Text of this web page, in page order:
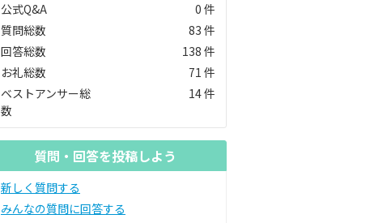
公式Q&A
0 件
質問総数
83 件
回答総数
138 件
お礼総数
71 件
ベストアンサー総
数
14 件
質問・回答を投稿しよう
新しく質問する
みんなの質問に回答する